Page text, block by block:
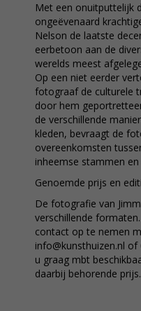
Met een onuitputtelijk
ongeëvenaard
Nelson de laatste
eerbetoon aan de
werelds meest
Op een niet eerder
fotograaf de culturele
door hem
de verschillende
kleden, bevraagt de
overeenkomsten
inheemse stammen
Genoemde prijs en
De fotografie van
verschillende
contact op te nemen
info@kunsthuizen.nl
u graag mbt
daarbij behorende prijs.